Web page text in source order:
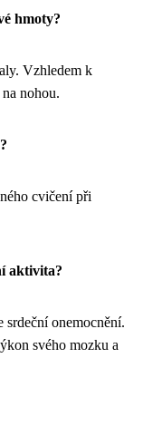
hmoty?
Vzhledem k
nohou.
cvičení při
aktivita?
srdeční onemocnění.
svého mozku a